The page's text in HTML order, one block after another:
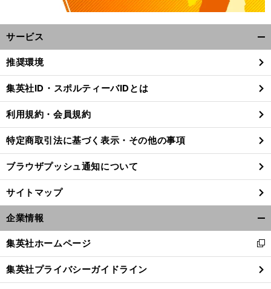
サービス
閉
る
推奨環境
集英社ID・スポルティーバIDとは
利用規約・会員規約
特定商取引法に基づく表示・その他の事項
ブラウザプッシュ通知について
サイトマップ
企業情報
閉
る
集英社ホームページ
新
し
い
ウ
集英社プライバシーガイドライン